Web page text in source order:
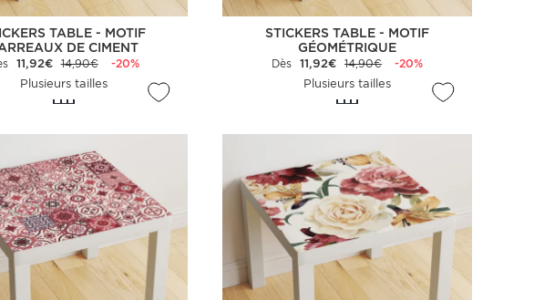
TABLE - MOTIF
DE CIMENT
11,92€ 14,90€
-20%
Plusieurs tailles
STICKERS TABLE - MOTIF
GÉOMÉTRIQUE
Dès 11,92€ 14,90€
-20%
Plusieurs tailles